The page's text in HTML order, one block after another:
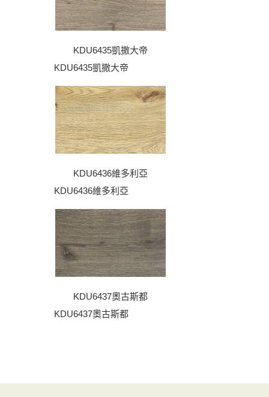
KDU6435凱撒大帝
KDU6435凱撒大帝
KDU6436維多利亞
KDU6436維多利亞
KDU6437奧古斯都
KDU6437奧古斯都